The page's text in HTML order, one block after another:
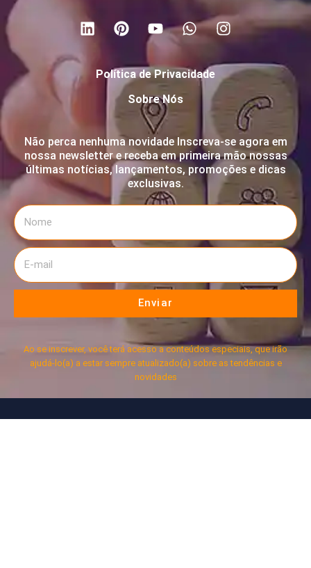
Política de Privacidade
Sobre Nós
Não perca nenhuma novidade Inscreva-se agora em
nossa newsletter e receba em primeira mão nossas
últimas notícias, lançamentos, promoções e dicas
exclusivas.
Enviar
Ao se inscrever, você terá acesso a conteúdos especiais, que irão
ajudá-lo(a) a estar sempre atualizado(a) sobre as tendências e
novidades